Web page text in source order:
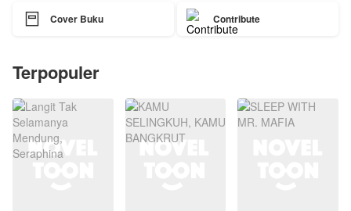
 Cover Buku Contribute
Terpopuler